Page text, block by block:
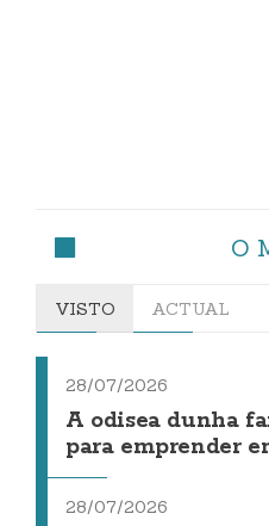
O
VISTO ACTUAL
28/07/2026
A odisea dunha
para emprender
28/07/2026